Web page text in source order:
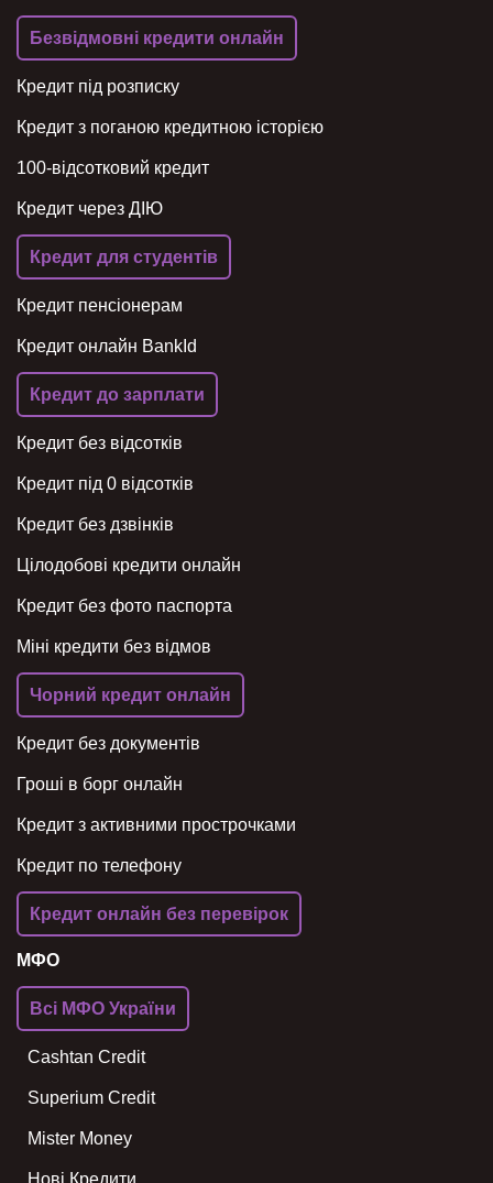
Безвідмовні кредити онлайн
Кредит під розписку
Кредит з поганою кредитною історією
100-відсотковий кредит
Кредит через ДІЮ
Кредит для студентів
Кредит пенсіонерам
Кредит онлайн BankId
Кредит до зарплати
Кредит без відсотків
Кредит під 0 відсотків
Кредит без дзвінків
Цілодобові кредити онлайн
Кредит без фото паспорта
Міні кредити без відмов
Чорний кредит онлайн
Кредит без документів
Гроші в борг онлайн
Кредит з активними прострочками
Кредит по телефону
Кредит онлайн без перевірок
МФО
Всі МФО України
Cashtan Credit
Superium Credit
Mister Money
Нові Кредити